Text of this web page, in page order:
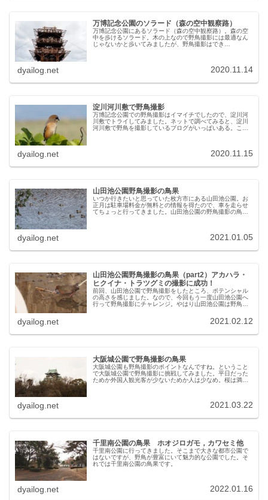
万博記念公園のソラード（森の空中観察路）
万博記念公園にあるソラード（森の空中観察路）。森の空
中を歩けるソラード。木の上なので野鳥撮影には最適なん
じゃないかと歩いてみましたが、野鳥撮影はでき
dyailog.net 2020.11.14
淀川河川敷で野鳥撮影
万博記念公園での野鳥撮影はイマイチでしたので、淀川河
川敷でトライしてみました。ネットで調べてみると、淀川
河川敷で野鳥を撮影しているブログがいっぱいある。これ
dyailog.net 2020.11.15
山田池公園野鳥撮影の鳥果
いつか行きたいと思っていた枚方市にある山田池公園。お
正月は駐車場料金が無料との情報を得たので、車を走らせ
てちょっと行ってきました。山田池公園の野鳥撮影の鳥果
dyailog.net 2021.01.05
山田池公園野鳥撮影の鳥果（part2）アカハラ・
ヒクイナ・トラツグミの撮影に成功！
前回、山田池公園で野鳥撮影をしたところ、ポテンシャル
の高さを感じました。なので、今回もう一度山田池公園へ
行って野鳥撮影にチャレンジ。やはり山田池公園は野鳥が
dyailog.net 2021.02.12
大阪城公園で野鳥撮影の鳥果
大阪城公園も野鳥撮影のポイントなんですね。ということ
で大阪城公園で野鳥撮影に挑戦してみました。平日だった
ためか外国人観光客が少ないためか人は少なめ。桜は満開
dyailog.net 2021.03.22
千里南公園の鳥果 ホオジロガモ，カワセミ他
千里南公園に行ってきました。そこまで大きな都市公園で
はないですが、野鳥が豊富にいて魅力的な公園でした。そ
れでは千里南公園の鳥果です。
dyailog.net 2022.01.16